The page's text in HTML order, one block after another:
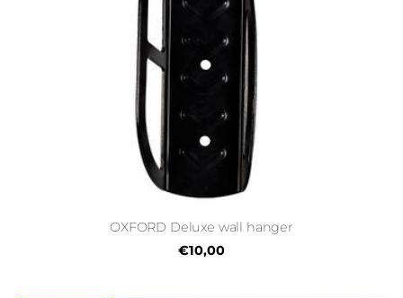
OXFORD Deluxe wall hanger
€10,00